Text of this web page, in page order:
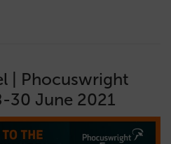
| Phocuswright
30 June 2021